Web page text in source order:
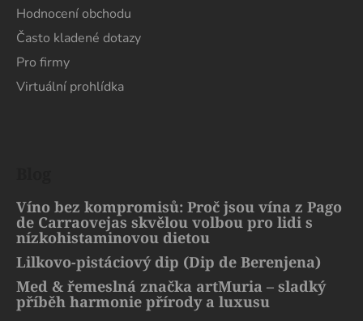
Hodnocení obchodu
Často kladené dotazy
Pro firmy
Virtuální prohlídka
Víno bez kompromisů: Proč jsou vína z Pago
de Carraovejas skvělou volbou pro lidi s
nízkohistaminovou dietou
Lilkovo-pistáciový dip (Dip de Berenjena)
Med & řemeslná značka artMuria – sladký
příběh harmonie přírody a luxusu